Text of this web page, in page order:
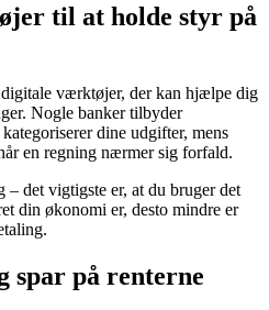
til at holde styr på
værktøjer, der kan hjælpe dig
Nogle banker tilbyder
dine udgifter, mens
en regning nærmer sig forfald.
det vigtigste er, at du bruger det
din økonomi er, desto mindre er
spar på renterne